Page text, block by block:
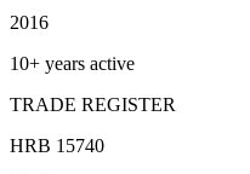
2016
10+ years active
TRADE REGISTER
HRB 15740